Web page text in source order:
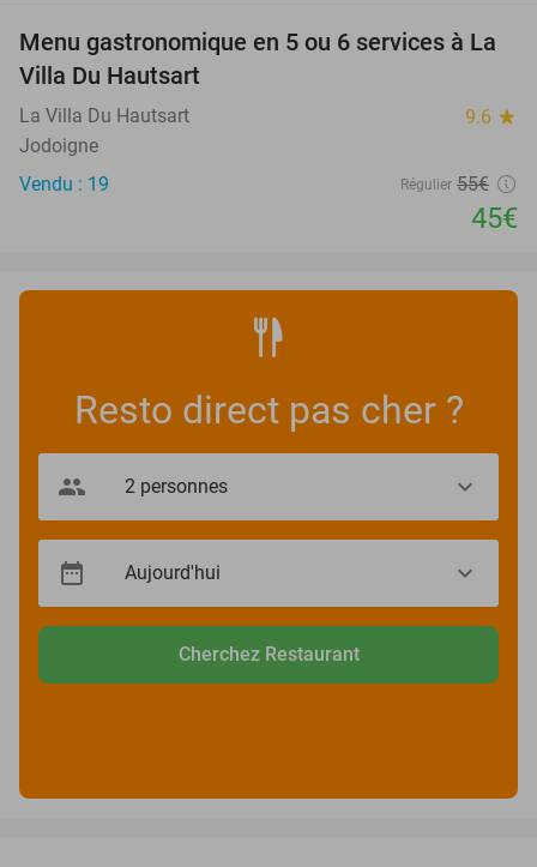
18%
Menu gastronomique en 5 ou 6 services à La
Villa Du Hautsart
La Villa Du Hautsart 9.6 star
Jodoigne
Vendu : 19
Régulier 55€
45€
Resto direct pas cher ?
Cherchez Restaurant